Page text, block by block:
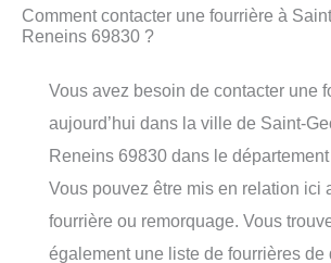
Comment contacter une fourrière à
Reneins 69830 ?
Vous avez besoin de contacter une
aujourd’hui dans la ville de Saint-
Reneins 69830 dans le
Vous pouvez être mis en relation ici
fourrière ou remorquage. Vous
également une liste de fourrières de